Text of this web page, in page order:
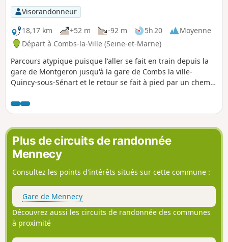
Visorandonneur
18,17 km
+52 m -92 m 5h 20
Moyenne
Départ à Combs-la-Ville (Seine-et-Marne)
Parcours atypique puisque l'aller se fait en train depuis la
gare de Montgeron jusqu'à la gare de Combs la ville-
Quincy-sous-Sénart et le retour se fait à pied par un chemin
Plus de circuits de randonnée
Mennecy
Consultez les points d'intérêts situés sur cette commune :
Gare de Mennecy
Découvrez aussi les circuits de randonnée des communes
à proximité